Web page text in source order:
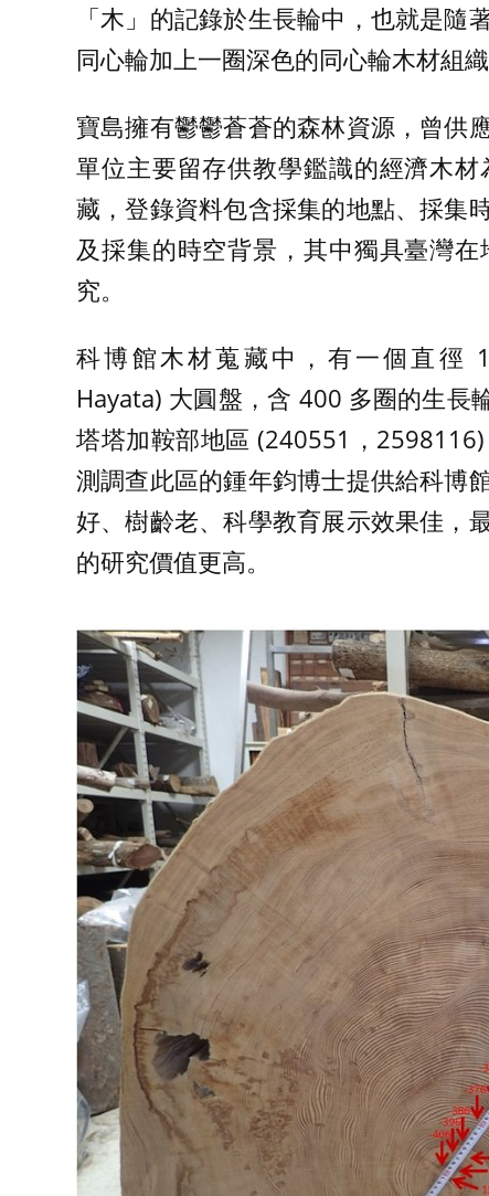
「木」的記錄於生長輪中，也就是
同心輪加上一圈深色的同心輪木材組織
寶島擁有鬱鬱蒼蒼的森林資源，曾供
單位主要留存供教學鑑識的經濟木
藏，登錄資料包含採集的地點、採集
及採集的時空背景，其中獨具臺灣
究。
科博館木材蒐藏中，有一個直徑
Hayata) 大圓盤，含 400 多圈的生長
塔塔加鞍部地區 (240551，
測調查此區的鍾年鈞博士提供給科博
好、樹齡老、科學教育展示效果佳，
的研究價值更高。